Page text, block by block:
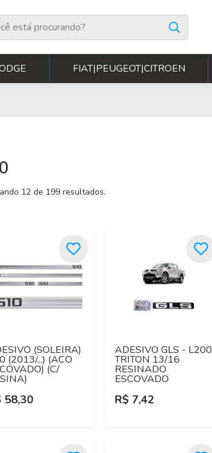
FIAT|PEUGEOT|CITROEN
12 de 199 resultados.
(SOLEIRA)
(2013/...) (ACO
(C/
58,30
ADESIVO GLS - L200
TRITON 13/16
RESINADO
ESCOVADO
R$ 7,42